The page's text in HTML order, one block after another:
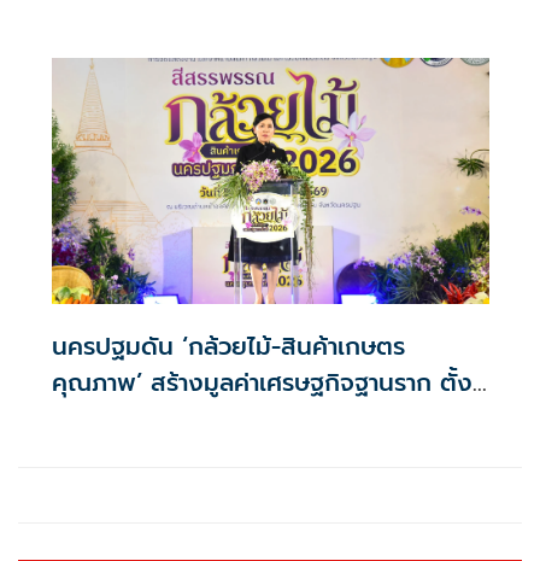
นครปฐมดัน ‘กล้วยไม้-สินค้าเกษตร
คุณภาพ’ สร้างมูลค่าเศรษฐกิจฐานราก ตั้ง